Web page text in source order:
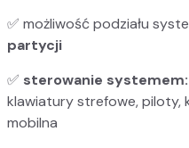
✅ możliwość podziału
partycji
✅ sterowanie systemem:
klawiatury strefowe, piloty,
mobilna